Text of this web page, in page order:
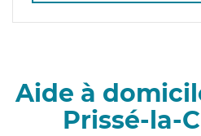
Aide à
Prissé-la-